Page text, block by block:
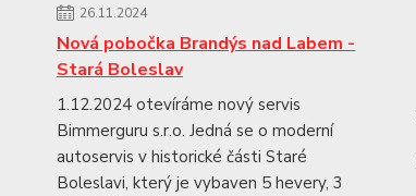
26.11.2024
Nová pobočka Brandýs nad Labem -
Stará Boleslav
1.12.2024 otevíráme nový servis
Bimmerguru s.r.o. Jedná se o moderní
autoservis v historické části Staré
Boleslavi, který je vybaven 5 hevery, 3